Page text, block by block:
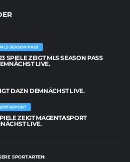
MLS SEASON PASS
SPIELE ZEIGT MLS SEASON PASS
LIVE.
DAZN DEMNÄCHST LIVE.
ZEIGT MAGENTASPORT
LIVE.
SPORTARTEN: